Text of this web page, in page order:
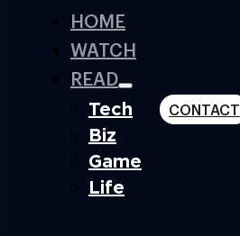
HOME
WATCH
READ
Tech
Biz
Game
Life
CONTACT